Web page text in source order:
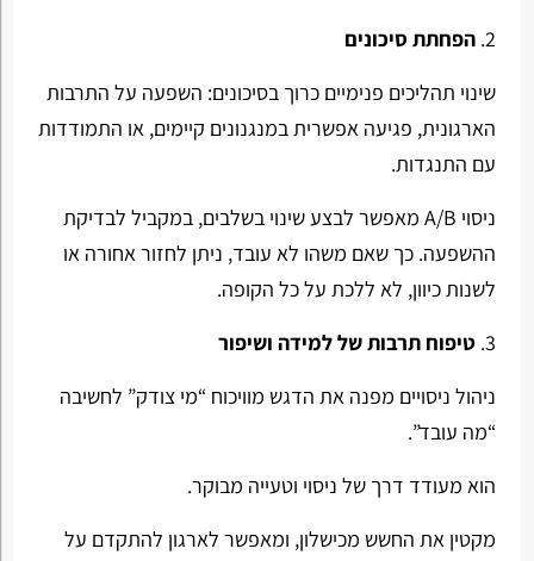
2. הפחתת סיכונים
שינוי תהליכים פנימיים כרוך בסיכונים: השפעה על התרבות
הארגונית, פגיעה אפשרית במנגנונים קיימים, או התמודדות
עם התנגדות.
ניסוי A/B מאפשר לבצע שינוי בשלבים, במקביל לבדיקת
ההשפעה. כך שאם משהו לא עובד, ניתן לחזור אחורה או
לשנות כיוון, לא ללכת על כל הקופה.
3. טיפוח תרבות של למידה ושיפור
ניהול ניסויים מפנה את הדגש מוויכוח “מי צודק” לחשיבה
“מה עובד”.
הוא מעודד דרך של ניסוי וטעייה מבוקר.
מקטין את החשש מכישלון, ומאפשר לארגון להתקדם על